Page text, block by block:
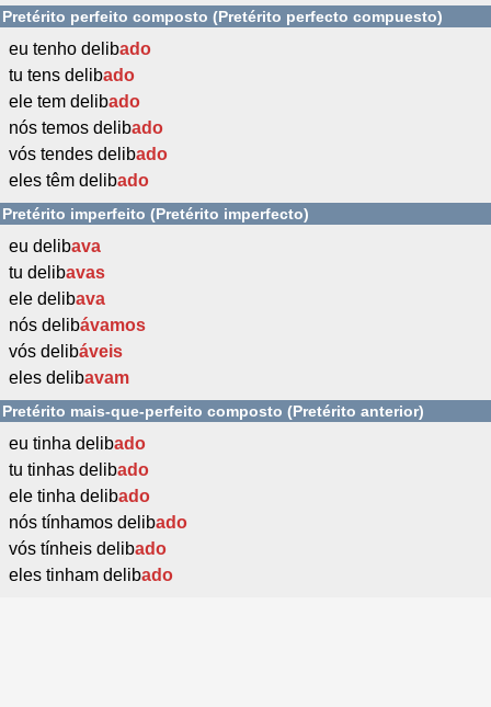
Pretérito perfeito composto (Pretérito perfecto compuesto)
eu tenho delibado
tu tens delibado
ele tem delibado
nós temos delibado
vós tendes delibado
eles têm delibado
Pretérito imperfeito (Pretérito imperfecto)
eu delibava
tu delibavas
ele delibava
nós delibávamos
vós delibáveis
eles delibavam
Pretérito mais-que-perfeito composto (Pretérito anterior)
eu tinha delibado
tu tinhas delibado
ele tinha delibado
nós tínhamos delibado
vós tínheis delibado
eles tinham delibado